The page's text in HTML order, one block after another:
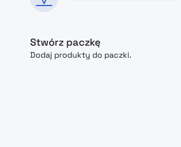
Stwórz paczkę
Dodaj produkty do paczki.